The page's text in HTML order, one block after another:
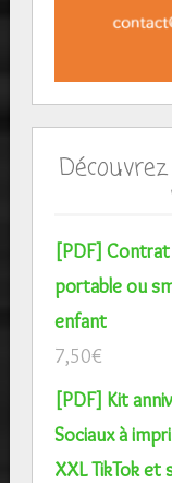
[PDF]
portable ou
enfant
7,50€
[PDF] Kit
Sociaux à
XXL TikTok